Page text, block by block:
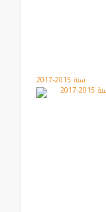
سنة 2015-2017